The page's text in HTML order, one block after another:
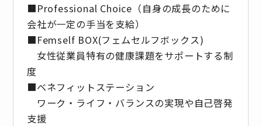
■Professional Choice（自身の成長のために
会社が⼀定の手当を支給）
■Femself BOX(フェムセルフボックス)
女性従業員特有の健康課題をサポートする制
度
■ベネフィットステーション
ワーク・ライフ・バランスの実現や自己啓発
支援